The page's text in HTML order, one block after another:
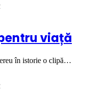
viață
în istorie o clipă…